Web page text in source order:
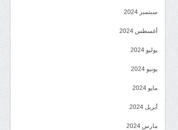
سبتمبر 2024
أغسطس 2024
يوليو 2024
يونيو 2024
مايو 2024
أبريل 2024
مارس 2024